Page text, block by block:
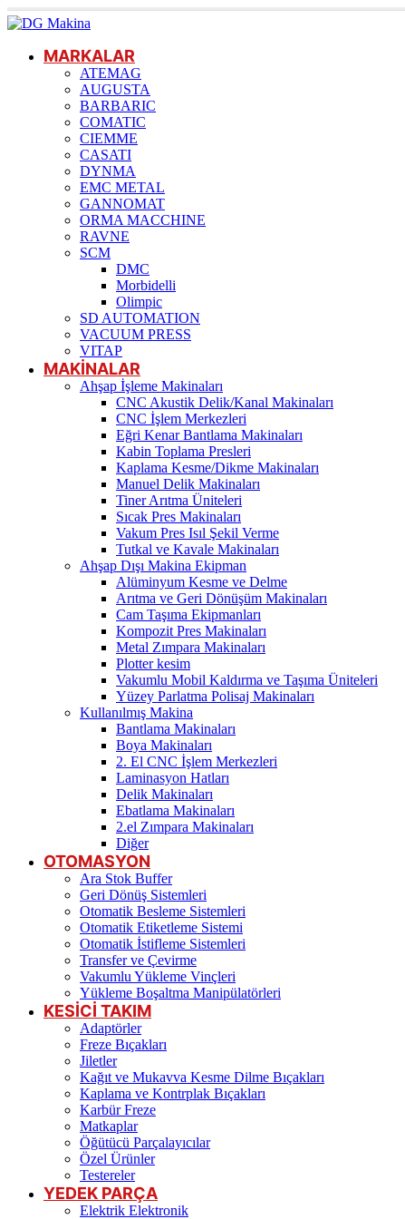
MARKALAR
ATEMAG
AUGUSTA
BARBARIC
COMATIC
CIEMME
CASATI
DYNMA
EMC METAL
GANNOMAT
ORMA MACCHINE
RAVNE
SCM
DMC
Morbidelli
Olimpic
SD AUTOMATION
VACUUM PRESS
VITAP
MAKİNALAR
Ahşap İşleme Makinaları
CNC Akustik Delik/Kanal Makinaları
CNC İşlem Merkezleri
Eğri Kenar Bantlama Makinaları
Kabin Toplama Presleri
Kaplama Kesme/Dikme Makinaları
Manuel Delik Makinaları
Tiner Arıtma Üniteleri
Sıcak Pres Makinaları
Vakum Pres Isıl Şekil Verme
Tutkal ve Kavale Makinaları
Ahşap Dışı Makina Ekipman
Alüminyum Kesme ve Delme
Arıtma ve Geri Dönüşüm Makinaları
Cam Taşıma Ekipmanları
Kompozit Pres Makinaları
Metal Zımpara Makinaları
Plotter kesim
Vakumlu Mobil Kaldırma ve Taşıma Üniteleri
Yüzey Parlatma Polisaj Makinaları
Kullanılmış Makina
Bantlama Makinaları
Boya Makinaları
2. El CNC İşlem Merkezleri
Laminasyon Hatları
Delik Makinaları
Ebatlama Makinaları
2.el Zımpara Makinaları
Diğer
OTOMASYON
Ara Stok Buffer
Geri Dönüş Sistemleri
Otomatik Besleme Sistemleri
Otomatik Etiketleme Sistemi
Otomatik İstifleme Sistemleri
Transfer ve Çevirme
Vakumlu Yükleme Vinçleri
Yükleme Boşaltma Manipülatörleri
KESİCİ TAKIM
Adaptörler
Freze Bıçakları
Jiletler
Kağıt ve Mukavva Kesme Dilme Bıçakları
Kaplama ve Kontrplak Bıçakları
Karbür Freze
Matkaplar
Öğütücü Parçalayıcılar
Özel Ürünler
Testereler
YEDEK PARÇA
Elektrik Elektronik